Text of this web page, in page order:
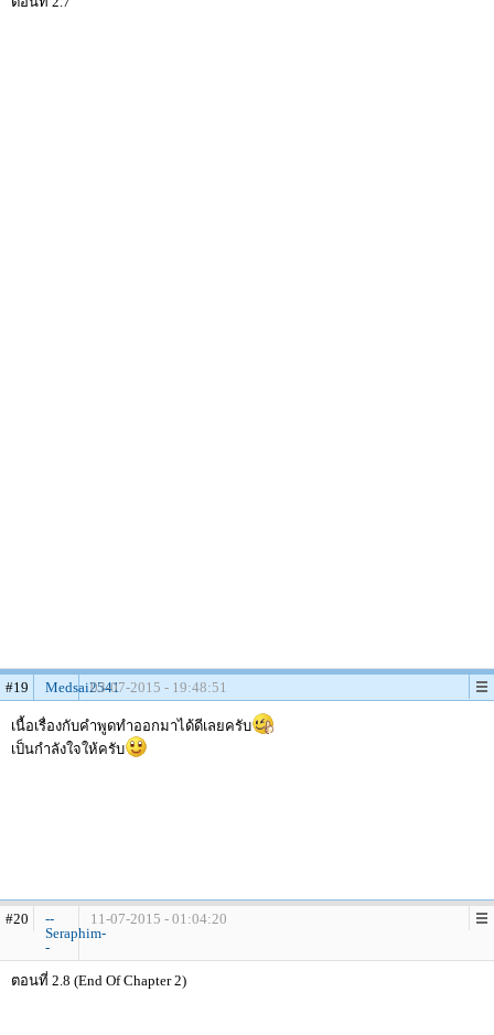
#19 Medsai254103-07-2015 - 19:48:51
เนื้อเรื่องกับคำพูดทำออกมาได้ดีเลยครับ
เป็นกำลังใจให้ครับ
#20
--
Seraphim-
-
11-07-2015 - 01:04:20
ตอนที่ 2.8 (End Of Chapter 2)